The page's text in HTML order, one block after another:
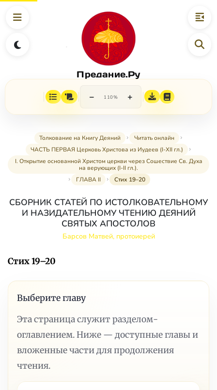
Предание.Ру
− 110% +
Толкование на Книгу Деяний
Читать онлайн
ЧАСТЬ ПЕРВАЯ Церковь Христова из Иудеев (I-XII гл.)
I. Открытие основанной Христом церкви через Сошествие Св. Духа
на верующих (I-II гл.).
ГЛАВА II
Стих 19–20
СБОРНИК СТАТЕЙ ПО ИСТОЛКОВАТЕЛЬНОМУ
И НАЗИДАТЕЛЬНОМУ ЧТЕНИЮ ДЕЯНИЙ
СВЯТЫХ АПОСТОЛОВ
Барсов Матвей, протоиерей
Стих 19–20
Выберите главу
Эта страница служит разделом-
оглавлением. Ниже — доступные главы и
вложенные части для продолжения
чтения.